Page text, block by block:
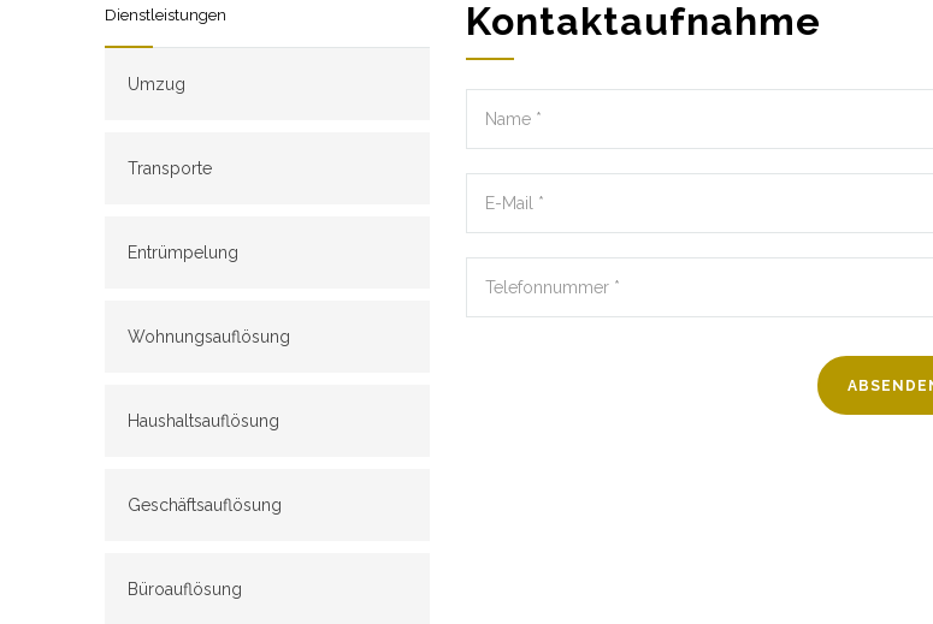
Dienstleistungen
Umzug
Transporte
Entrümpelung
Wohnungsauflösung
Haushaltsauflösung
Geschäftsauflösung
Büroauflösung
Kontaktaufnahme